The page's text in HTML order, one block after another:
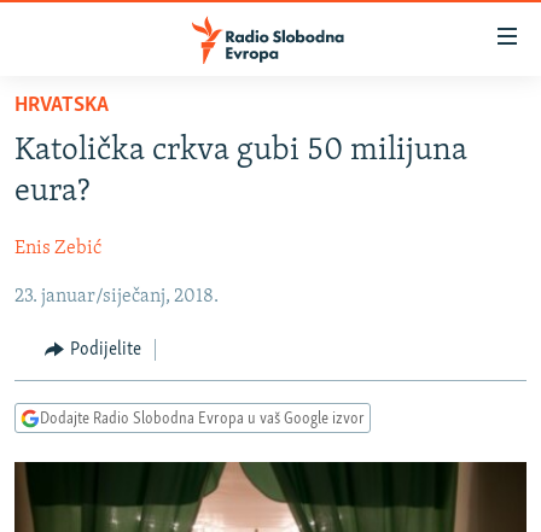
Pređite
glavni
sadržaj
na
navigaciju
Pređite
pretragu
VIJESTI
KOSOVO
CRNA GORA
VIZUELNO
FOTOGALERIJE
PODCASTI
RAT U UKRAJINI
KINA NA BALKANU
RSE PRIČE IZ SVIJETA
HRVATSKA
Katolička crkva gubi 50 milijuna
eura?
Enis Zebić
23. januar/siječanj, 2018.
Podijelite
Dodajte Radio Slobodna Evropa u vaš Google izvor